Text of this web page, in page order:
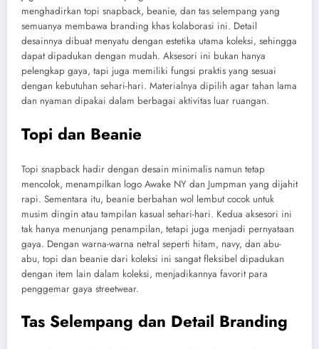
menghadirkan topi snapback, beanie, dan tas selempang yang
semuanya membawa branding khas kolaborasi ini. Detail
desainnya dibuat menyatu dengan estetika utama koleksi, sehingga
dapat dipadukan dengan mudah. Aksesori ini bukan hanya
pelengkap gaya, tapi juga memiliki fungsi praktis yang sesuai
dengan kebutuhan sehari-hari. Materialnya dipilih agar tahan lama
dan nyaman dipakai dalam berbagai aktivitas luar ruangan.
Topi dan Beanie
Topi snapback hadir dengan desain minimalis namun tetap
mencolok, menampilkan logo Awake NY dan Jumpman yang dijahit
rapi. Sementara itu, beanie berbahan wol lembut cocok untuk
musim dingin atau tampilan kasual sehari-hari. Kedua aksesori ini
tak hanya menunjang penampilan, tetapi juga menjadi pernyataan
gaya. Dengan warna-warna netral seperti hitam, navy, dan abu-
abu, topi dan beanie dari koleksi ini sangat fleksibel dipadukan
dengan item lain dalam koleksi, menjadikannya favorit para
penggemar gaya streetwear.
Tas Selempang dan Detail Branding